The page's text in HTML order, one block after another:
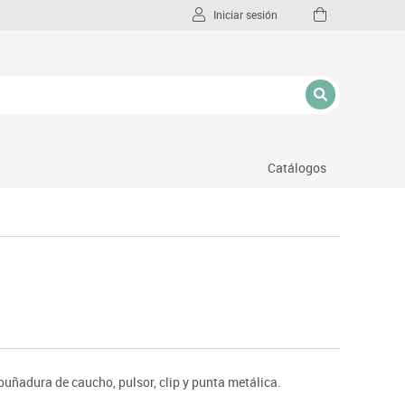
Iniciar sesión
Catálogos
de caucho, pulsor, clip y punta metálica.